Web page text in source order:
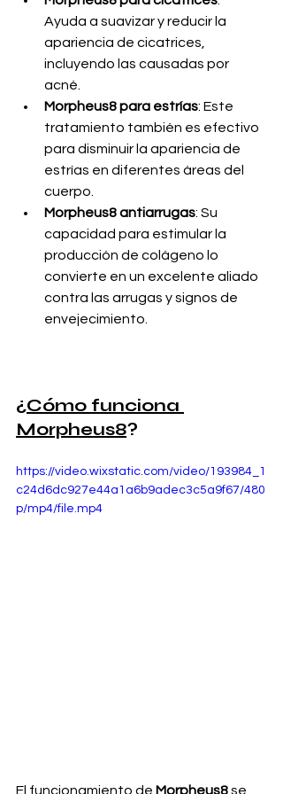
Ayuda a suavizar y reducir la
apariencia de cicatrices,
incluyendo las causadas por
acné.
Morpheus8 para estrías: Este
tratamiento también es efectivo
para disminuir la apariencia de
estrías en diferentes áreas del
cuerpo.
Morpheus8 antiarrugas: Su
capacidad para estimular la
producción de colágeno lo
convierte en un excelente aliado
contra las arrugas y signos de
envejecimiento.
¿Cómo funciona
Morpheus8?
https://video.wixstatic.com/video/193984_1
c24d6dc927e44a1a6b9adec3c5a9f67/480
p/mp4/file.mp4
El funcionamiento de Morpheus8 se